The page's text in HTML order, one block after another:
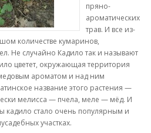
пряно-
ароматических
трав. И все из-
количестве кумаринов,
Не случайно Кадило так и называют
цветет, окружающая территория
ароматом и над ним
название этого растения —
мелисса — пчела, меле — мёд. И
кадило стало очень популярным и
участках.